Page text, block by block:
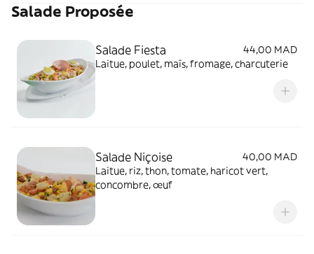
Salade Proposée
Salade Fiesta
44,00 MAD
Laitue, poulet, maïs, fromage, charcuterie
Salade Niçoise
40,00 MAD
Laitue, riz, thon, tomate, haricot vert,
concombre, œuf